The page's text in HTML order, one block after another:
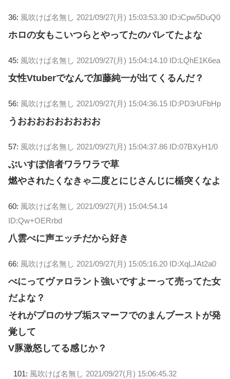
36: 風吹けば名無し 2021/09/27(月) 15:03:53.30 ID:iCpw5DuQ0
ホロの女もこいつらとやってたのバレてたよな
45: 風吹けば名無し 2021/09/27(月) 15:04:14.10 ID:LQhE1K6ea
女性Vtuberでなんで加藤純一が出てくるんだ？
56: 風吹けば名無し 2021/09/27(月) 15:04:36.15 ID:PD3rUFbHp
うおおおおおおおおお
57: 風吹けば名無し 2021/09/27(月) 15:04:37.86 ID:07BXyH1/0
ぶいすぽ信者ワラワラで草
燃やされたくなきゃ二度とにじさんじに楯突くなよ
60: 風吹けば名無し 2021/09/27(月) 15:04:54.14
ID:Qw+OERrbd
八雲べに声エッチだから好き
66: 風吹けば名無し 2021/09/27(月) 15:05:16.20 ID:XqLJAt2a0
べにってヴァロラント強いですよーって売ってた女
だよな？
それがプロのサブ垢スマーフでのまんブーストが発
覚して
V豚激怒してる感じか？
101: 風吹けば名無し 2021/09/27(月) 15:06:45.32